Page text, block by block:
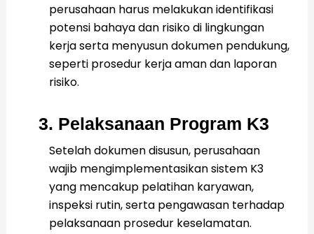
perusahaan harus melakukan identifikasi
potensi bahaya dan risiko di lingkungan
kerja serta menyusun dokumen pendukung,
seperti prosedur kerja aman dan laporan
risiko.
3. Pelaksanaan Program K3
Setelah dokumen disusun, perusahaan
wajib mengimplementasikan sistem K3
yang mencakup pelatihan karyawan,
inspeksi rutin, serta pengawasan terhadap
pelaksanaan prosedur keselamatan.